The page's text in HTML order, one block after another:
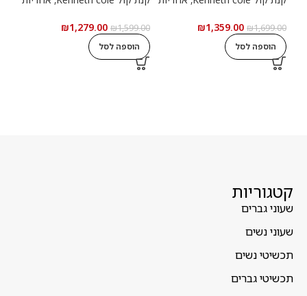
₪1,699.00
₪1,359.00
הוספה לסל
₪1,599.00
₪1,279.00
הוספה לסל
קטגוריות
שעוני גברים
שעוני נשים
תכשיטי נשים
תכשיטי גברים